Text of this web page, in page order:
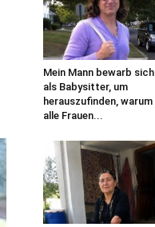
Mein Mann bewarb sich
als Babysitter, um
herauszufinden, warum
alle Frauen...